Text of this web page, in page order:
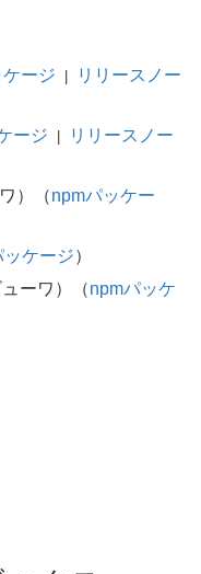
ージ
リリースノー
ージ
リリースノー
）（npmパッケー
ッケージ）
ーワ）（npmパッケ